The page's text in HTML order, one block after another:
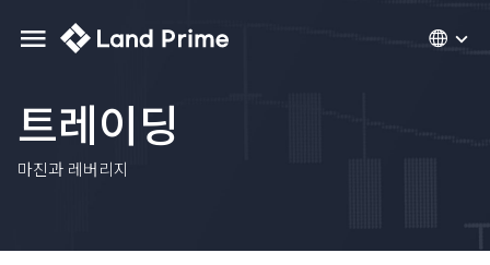
트레이딩
마진과 레버리지